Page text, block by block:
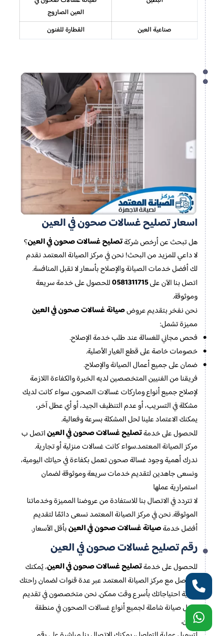
العين الصاروج
صناعية العين
القطارة للفنون
اسعار تصليح غسالات صحون في العين
هل تبحث عن أرخص شركةتصليح غسالات صحون في العين؟
لا داعي للمزيد من البحث! نحن في مركز الصيانة المعتمد نقدم
لك أفضل خدمات الصيانة والإصلاح بأسعار لا تقبل المنافسة.
اتصل بنا الآن على0581311715للحصول على خدمة سريعة
وموثوقة.
نحن نفخر بتقديم عروضصيانة غسالات صحون في العين
مميزة تشمل:
فحص مجاني للغسالة عند طلب خدمة الإصلاح.
خصومات خاصة على قطع الغيار الأصلية.
ضمان على جميع أعمال الصيانة والإصلاح.
فريقنا من الفنيين المتخصصين لديه الخبرة والكفاءة اللازمة
لإصلاح جميع أنواع وماركات غسالات الصحون. سواء كانت لديك
مشكلة في التسريب، أو عدم التنظيف الجيد، أو أي عطل آخر،
يمكنك الاعتماد علينا لحل المشكلة بسرعة وفعالية.
للحصول على خدمةتصليح غسالات صحون في العيناتصل ب
مركز الصيانة المعتمد.سواء كانت غسالات منزلية أو تجارية.
ندرك أهمية وجود غسالة صحون تعمل بكفاءة في حياتك اليومية،
ونسعى جاهدين لتقديم خدمات سريعة وموثوقة لضمان
استمرارية عملها
لا تتردد في الاتصال بنا للاستفادة من عروضنا المميزة وخدماتنا
الموثوقة. نحن في مركز الصيانة المعتمد نسعى دائمًا لتقديم
أفضل خدمةصيانة غسالات صحون في العينبأقل الأسعار.
رقم تصليح غسالات صحون في العين
للحصول على خدمةتصليح غسالات صحون في العين، يُمكنك
التواصل مع مركز الصيانة المعتمد عبر عدة قنوات لضمان راحتك
وتلبية احتياجاتك بأسرع وقت ممكن. نحن متخصصون في تقديم
حلول صيانة شاملة لجميع أنواع غسالات الصحون في منطقة
العين.